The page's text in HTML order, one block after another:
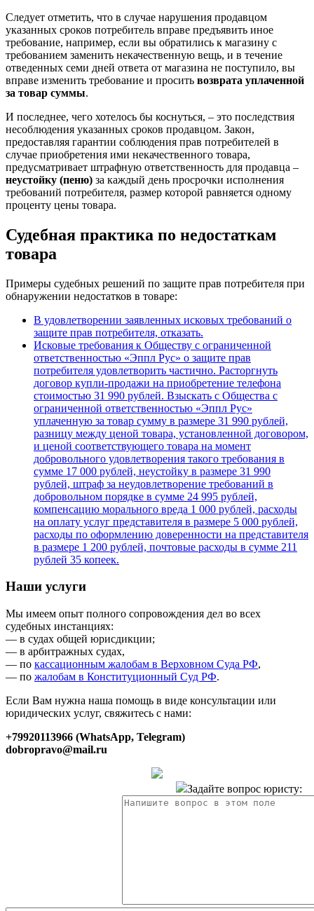
Следует отметить, что в случае нарушения продавцом
указанных сроков потребитель вправе предъявить иное
требование, например, если вы обратились к магазину с
требованием заменить некачественную вещь, и в течение
отведенных семи дней ответа от магазина не поступило, вы
вправе изменить требование и просить возврата уплаченной
за товар суммы.
И последнее, чего хотелось бы коснуться, – это последствия
несоблюдения указанных сроков продавцом. Закон,
предоставляя гарантии соблюдения прав потребителей в
случае приобретения ими некачественного товара,
предусматривает штрафную ответственность для продавца –
неустойку (пеню) за каждый день просрочки исполнения
требований потребителя, размер которой равняется одному
проценту цены товара.
Судебная практика по недостаткам
товара
Примеры судебных решений по защите прав потребителя при
обнаружении недостатков в товаре:
В удовлетворении заявленных исковых требований о
защите прав потребителя, отказать.
Исковые требования к Обществу с ограниченной
ответственностью «Эппл Рус» о защите прав
потребителя удовлетворить частично. Расторгнуть
договор купли-продажи на приобретение телефона
стоимостью 31 990 рублей. Взыскать с Общества с
ограниченной ответственностью «Эппл Рус»
уплаченную за товар сумму в размере 31 990 рублей,
разницу между ценой товара, установленной договором,
и ценой соответствующего товара на момент
добровольного удовлетворения такого требования в
сумме 17 000 рублей, неустойку в размере 31 990
рублей, штраф за неудовлетворение требований в
добровольном порядке в сумме 24 995 рублей,
компенсацию морального вреда 1 000 рублей, расходы
на оплату услуг представителя в размере 5 000 рублей,
расходы по оформлению доверенности на представителя
в размере 1 200 рублей, почтовые расходы в сумме 211
рублей 35 копеек.
Наши услуги
Мы имеем опыт полного сопровождения дел во всех
судебных инстанциях:
— в судах общей юрисдикции;
— в арбитражных судах,
— по кассационным жалобам в Верховном Суда РФ,
— по жалобам в Конституционный Суд РФ.
Если Вам нужна наша помощь в виде консультации или
юридических услуг, свяжитесь с нами:
+79920113966 (WhatsApp, Telegram)
dobropravo@mail.ru
Задайте вопрос юристу: